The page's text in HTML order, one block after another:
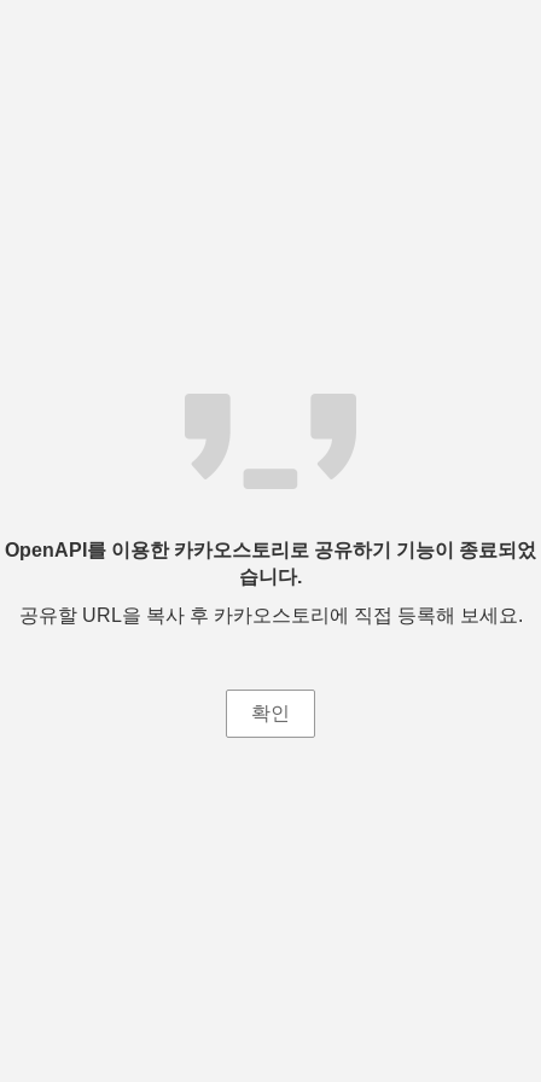
OpenAPI를 이용한 카카오스토리로 공유하기 기능이 종료되었
습니다.
공유할 URL을 복사 후 카카오스토리에 직접 등록해 보세요.
확인